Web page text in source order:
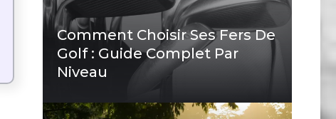
Comment Choisir Ses Fers De
Golf : Guide Complet Par
Niveau